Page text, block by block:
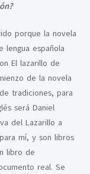
porque la novela
lengua española
El lazarillo de
de la novela
tradiciones, para
será Daniel
del Lazarillo a
mí, y son libros
libro de
real. Se